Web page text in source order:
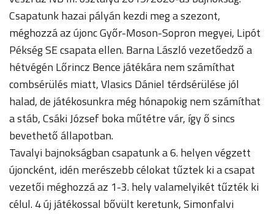
Csapatunk hazai pályán kezdi meg a szezont,
méghozzá az újonc Győr-Moson-Sopron megyei, Lipót
Pékség SE csapata ellen. Barna László vezetőedző a
hétvégén Lőrincz Bence játékára nem számíthat
combsérülés miatt, Vlasics Dániel térdsérülése jól
halad, de játékosunkra még hónapokig nem számíthat
a stáb, Csáki József boka műtétre vár, így ő sincs
bevethető állapotban.
Tavalyi bajnokságban csapatunk a 6. helyen végzett
újoncként, idén merészebb célokat tűztek ki a csapat
vezetői méghozzá az 1-3. hely valamelyikét tűzték ki
célul. 4 új játékossal bővült keretunk, Simonfalvi